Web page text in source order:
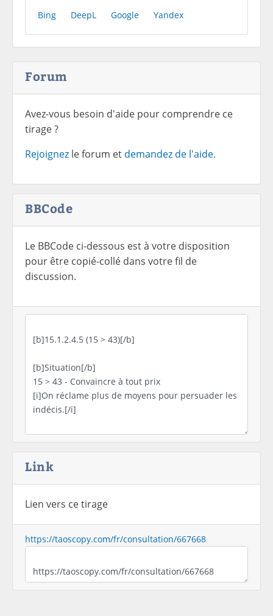
Bing DeepL Google Yandex
Forum
Avez-vous besoin d'aide pour comprendre ce
tirage ?
Rejoignez le forum et demandez de l'aide.
BBCode
Le BBCode ci-dessous est à votre disposition
pour être copié-collé dans votre fil de
discussion.
Link
Lien vers ce tirage
https://taoscopy.com/fr/consultation/667668